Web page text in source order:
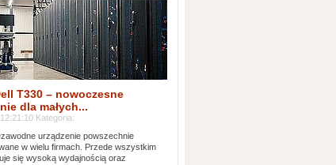
T330 – nowoczesne
dla małych...
Kategoria:
urządzenie powszechnie
w wielu firmach. Przede wszystkim
się wysoką wydajnością oraz